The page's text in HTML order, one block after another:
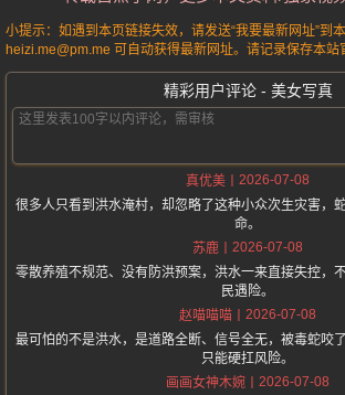
小提示：如遇到本页链接失效，请发送“我要最新网址”到
heizi.me@pm.me 可自动获得最新网址。请记录保存本站
精彩用户评论 - 美女写真
真优美
2026-07-08
很多人只看到洪水淹村，却忽略了这种小众次生灾害，
命。
苏鹿
2026-07-08
零散养殖不规范、没有防洪预案，洪水一来直接失控，
民遇险。
赵喵喵喵
2026-07-08
最可怕的不是洪水，是道路全断、信号全无，被毒蛇咬
只能硬扛风险。
画画女神木婉
2026-07-08